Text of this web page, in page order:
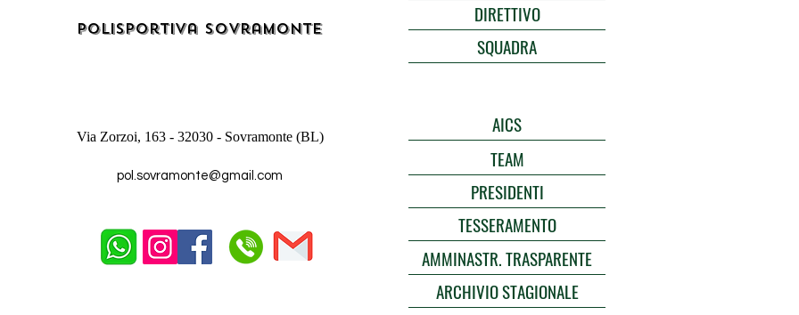
Polisportiva Sovramonte
Via Zorzoi, 163 - 32030 - Sovramonte (BL)
pol.sovramonte@gmail.com
DIRETTIVO
SQUADRA
AICS
TEAM
PRESIDENTI
TESSERAMENTO
AMMINASTR. TRASPARENTE
ARCHIVIO STAGIONALE